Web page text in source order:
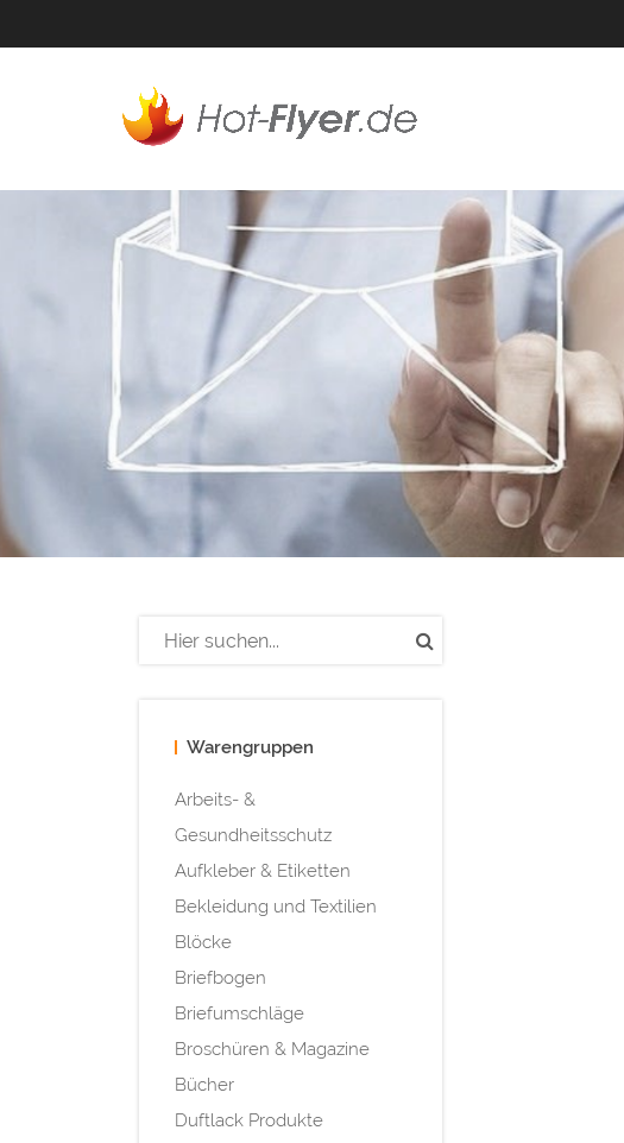
Warengruppen
Arbeits- &
Gesundheitsschutz
Aufkleber & Etiketten
Bekleidung und Textilien
Blöcke
Briefbogen
Briefumschläge
Broschüren & Magazine
Bücher
Duftlack Produkte